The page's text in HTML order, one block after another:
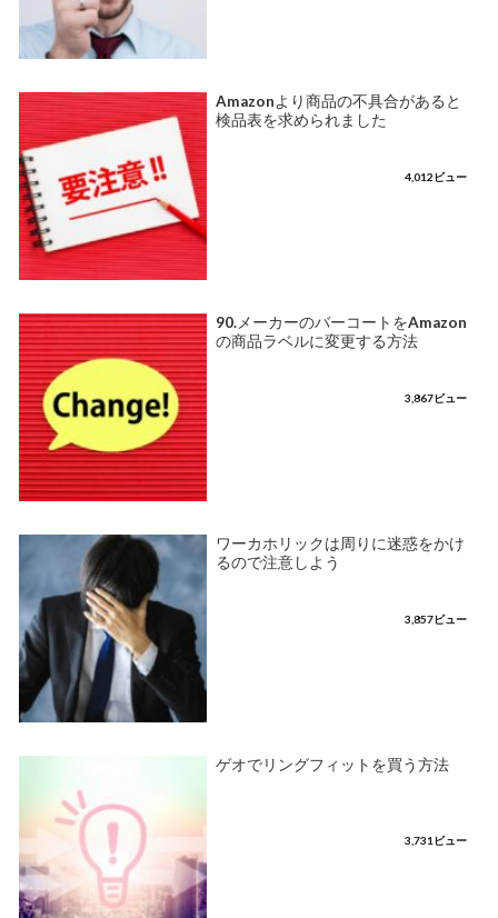
Amazonより商品の不具合があると
検品表を求められました
4,012ビュー
90.メーカーのバーコートをAmazon
の商品ラベルに変更する方法
3,867ビュー
ワーカホリックは周りに迷惑をかけ
るので注意しよう
3,857ビュー
ゲオでリングフィットを買う方法
3,731ビュー